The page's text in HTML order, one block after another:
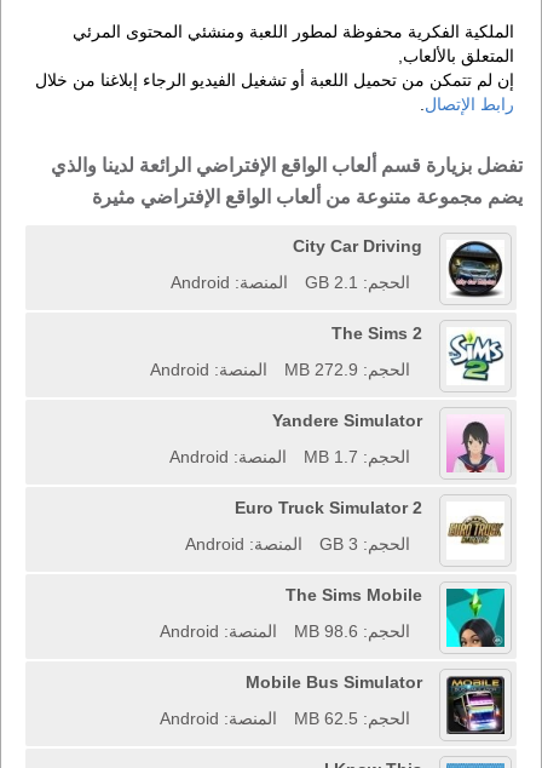
الملكية الفكرية محفوظة لمطور اللعبة ومنشئي المحتوى المرئي
المتعلق بالألعاب,
إن لم تتمكن من تحميل اللعبة أو تشغيل الفيديو الرجاء إبلاغنا من خلال
رابط الإتصال
تفضل بزيارة قسم ألعاب الواقع الإفتراضي الرائعة لدينا والذي
يضم مجموعة متنوعة من ألعاب الواقع الإفتراضي مثيرة
City Car Driving
الحجم: 2.1 GB
المنصة: Android
The Sims 2
الحجم: 272.9 MB
المنصة: Android
Yandere Simulator
الحجم: 1.7 MB
المنصة: Android
Euro Truck Simulator 2
الحجم: 3 GB
المنصة: Android
The Sims Mobile
الحجم: 98.6 MB
المنصة: Android
Mobile Bus Simulator
الحجم: 62.5 MB
المنصة: Android